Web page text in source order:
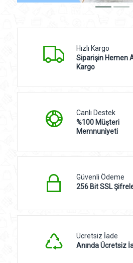
Hızlı Kargo
Siparişin Hemen
Kargo
Canlı Destek
%100 Müşteri
Memnuniyeti
Güvenli Ödeme
256 Bit SSL
Ücretsiz İade
Anında Ücretsiz